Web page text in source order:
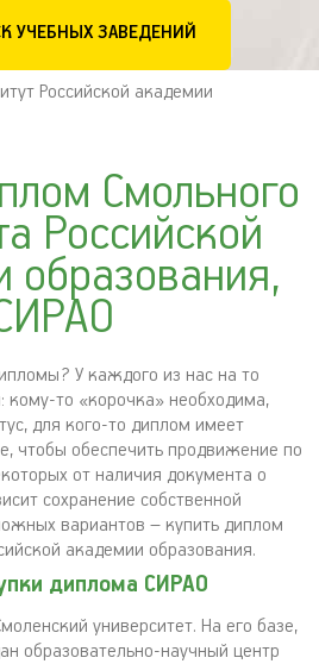
УЧЕБНЫХ ЗАВЕДЕНИЙ
Российской академии
Смольного
Российской
образования,
У каждого из нас на то
кому-то «корочка» необходима,
для кого-то диплом имеет
чтобы обеспечить продвижение по
от наличия документа о
сохранение собственной
вариантов – купить диплом
академии образования.
диплома СИРАО
университет. На его базе,
образовательно-научный центр